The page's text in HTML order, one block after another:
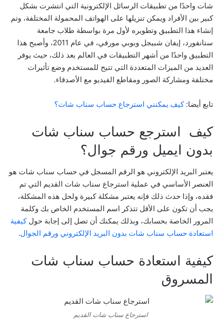
شات واحدًا من تطبيقات الرسائل الإلكترونية التي انتشرت بشكل
كبير بين الأفراد ويمكن تنزيلها على الهواتف المحمولة المختلفة، وتم
إنشاء هذا التطبيق وتطويره لأول مرة بواسطة طلاب جامعة
ستانفورد، إيفان شبيجل وبوبي مورفي، في عام 2011، وأصبح هذا
التطبيق واحدًا من أشهر التطبيقات في العالم بعد ذلك، حيث يوفر
العديد من الميزات المتعددة التي تتيح للمستخدم وضع تأثيرات
مختلفة ومشاركة الصور ومقاطع الفيديو مع الأصدقاء.
تابع أيضا:كيف يمكنني استرجاع حساب سناب شات؟
كيف استرجع حساب سناب شات
بدون ايميل ورقم جوال؟
يعتبر البريد الإلكتروني هو الرقم المسجل في حساب سناب شات هو
العنصر الأساسي في عملية استرجاع سناب شات القديم التي تم
فقده، وإذا حدث ذلك فإنه يعتبر مشكلة كبيرة ولحل هذه المشكلة،
يجب أن تكون على الأقل تتذكر اسم المستخدم الخاص بك وكلمة
المرور الخاصة بحسابك، وبذلك يمكنك أن تصل إلى إجابة حولكيفية
استعادة حساب سناب شات بدون البريد الإلكتروني ورقم الجوال.
كيفية استعادة حساب سناب شات
المسروق
استرجاع سناب شات القديم